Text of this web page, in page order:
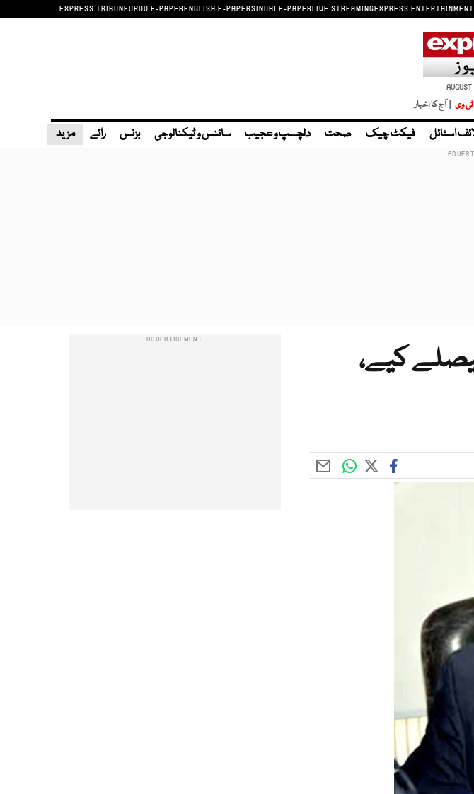
EXPRESS TRIBUNEURDU E-PAPERENGLISH E-PAPERSINDHI E-PAPERLIVE STREAMINGEXPRESS ENTERTAINMENT
ٹی وی | آج کا اخبار
اسٹائل فیکٹ چیک صحت دلچسپ و عجیب سائنس و ٹیکنالوجی بزنس رائے مزید
کیے،